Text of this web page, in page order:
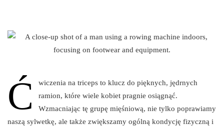
Ć
wiczenia na triceps to klucz do pięknych, jędrnych
ramion, które wiele kobiet pragnie osiągnąć.
Wzmacniając tę grupę mięśniową, nie tylko poprawiamy
naszą sylwetkę, ale także zwiększamy ogólną kondycję fizyczną i